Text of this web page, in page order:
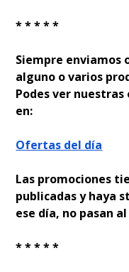
* * * * *
Siempre enviamos
alguno o varios
Podes ver
en:
Ofertas del día
Las promociones
publicadas y haya
ese día, no pasan
* * * * *